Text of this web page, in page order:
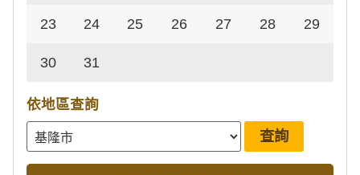
23 24 25 26 27 28 29
30 31
依地區查詢